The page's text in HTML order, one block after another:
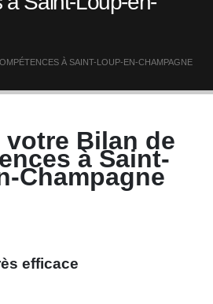
À SAINT-LOUP-EN-CHAMPAGNE
votre Bilan de
à Saint-
Champagne
efficace